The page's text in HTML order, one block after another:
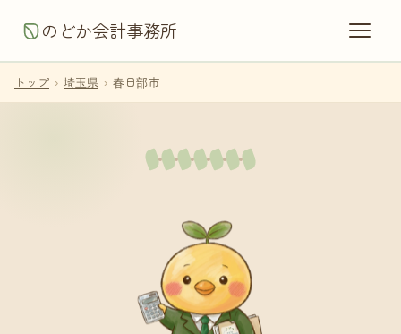
のどか会計事務所
トップ › 埼玉県 › 春日部市